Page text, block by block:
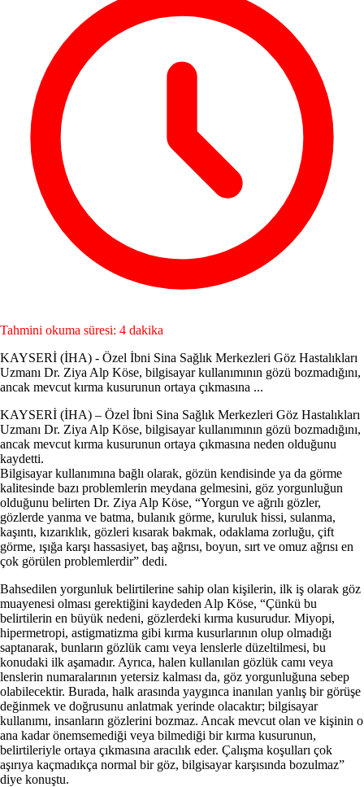
Tahmini okuma süresi: 4 dakika
KAYSERİ (İHA) - Özel İbni Sina Sağlık Merkezleri Göz Hastalıkları
Uzmanı Dr. Ziya Alp Köse, bilgisayar kullanımının gözü bozmadığını,
ancak mevcut kırma kusurunun ortaya çıkmasına ...
KAYSERİ (İHA) – Özel İbni Sina Sağlık Merkezleri Göz Hastalıkları
Uzmanı Dr. Ziya Alp Köse, bilgisayar kullanımının gözü bozmadığını,
ancak mevcut kırma kusurunun ortaya çıkmasına neden olduğunu
kaydetti.
Bilgisayar kullanımına bağlı olarak, gözün kendisinde ya da görme
kalitesinde bazı problemlerin meydana gelmesini, göz yorgunluğun
olduğunu belirten Dr. Ziya Alp Köse, “Yorgun ve ağrılı gözler,
gözlerde yanma ve batma, bulanık görme, kuruluk hissi, sulanma,
kaşıntı, kızarıklık, gözleri kısarak bakmak, odaklama zorluğu, çift
görme, ışığa karşı hassasiyet, baş ağrısı, boyun, sırt ve omuz ağrısı en
çok görülen problemlerdir” dedi.
Bahsedilen yorgunluk belirtilerine sahip olan kişilerin, ilk iş olarak göz
muayenesi olması gerektiğini kaydeden Alp Köse, “Çünkü bu
belirtilerin en büyük nedeni, gözlerdeki kırma kusurudur. Miyopi,
hipermetropi, astigmatizma gibi kırma kusurlarının olup olmadığı
saptanarak, bunların gözlük camı veya lenslerle düzeltilmesi, bu
konudaki ilk aşamadır. Ayrıca, halen kullanılan gözlük camı veya
lenslerin numaralarının yetersiz kalması da, göz yorgunluğuna sebep
olabilecektir. Burada, halk arasında yaygınca inanılan yanlış bir görüşe
değinmek ve doğrusunu anlatmak yerinde olacaktır; bilgisayar
kullanımı, insanların gözlerini bozmaz. Ancak mevcut olan ve kişinin o
ana kadar önemsemediği veya bilmediği bir kırma kusurunun,
belirtileriyle ortaya çıkmasına aracılık eder. Çalışma koşulları çok
aşırıya kaçmadıkça normal bir göz, bilgisayar karşısında bozulmaz”
diye konuştu.